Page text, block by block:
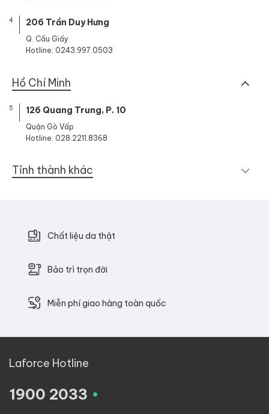
4 206 Trần Duy Hưng
Q. Cầu Giấy
Hotline: 0243.997.0503
Hồ Chí Minh
5 126 Quang Trung, P. 10
Quận Gò Vấp
Hotline: 028.2211.8368
Tỉnh thành khác
Chất liệu da thật
Bảo trì trọn đời
Miễn phí giao hàng toàn quốc
Laforce Hotline
1900 2033 .